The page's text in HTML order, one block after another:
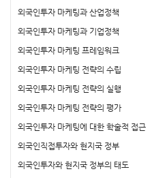
외국인투자 마케팅과 산업정책
외국인투자 마케팅과 기업정책
외국인투자 마케팅 프레임워크
외국인투자 마케팅 전략의 수립
외국인투자 마케팅 전략의 실행
외국인투자 마케팅 전략의 평가
외국인투자 마케팅에 대한 학술적 접근
외국인직접투자와 현지국 정부
외국인투자와 현지국 정부의 태도